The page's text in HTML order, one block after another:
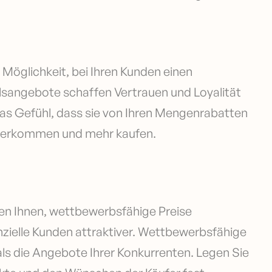
bei Ihren Kunden einen
schaffen Vertrauen und Loyalität
Gefühl, dass sie von Ihren Mengenrabatten
und mehr kaufen.
Ihnen, wettbewerbsfähige Preise
Kunden attraktiver. Wettbewerbsfähige
die Angebote Ihrer Konkurrenten. Legen Sie